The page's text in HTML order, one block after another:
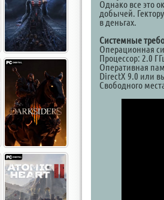
Однако все это
добычей.
в деньгах.
Системные
Операционная
Процессор: 2.0
Оперативная
DirectX 9.0 или
Свободного